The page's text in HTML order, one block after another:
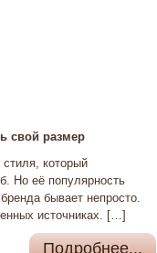
свой размер
который
Но её популярность
бывает непросто.
источниках. […]
Подробнее...